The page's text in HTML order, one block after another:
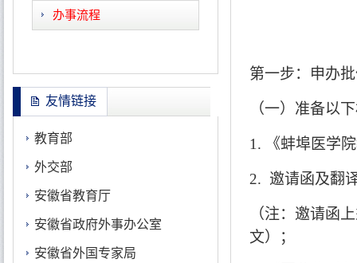
办事流程
友情链接
教育部
外交部
安徽省教育厅
安徽省政府外事办公室
安徽省外国专家局
第一步：申办
（一）准备以
1. 《蚌埠医学
2. 邀请函及翻
（注：邀请函
文）；